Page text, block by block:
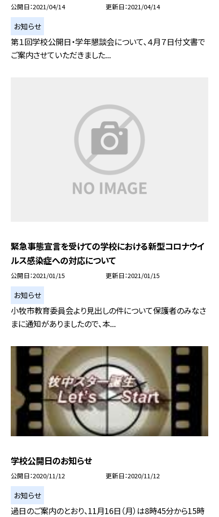
公開日 2021/04/14 更新日 2021/04/14
お知らせ
第１回学校公開日・学年懇談会について、４月７日付文書で
ご案内させていただきました...
緊急事態宣言を受けての学校における新型コロナウイ
ルス感染症への対応について
公開日 2021/01/15 更新日 2021/01/15
お知らせ
小牧市教育委員会より見出しの件について保護者のみなさ
まに通知がありましたので、本...
学校公開日のお知らせ
公開日 2020/11/12 更新日 2020/11/12
お知らせ
過日のご案内のとおり、11月16日（月）は8時45分から15時